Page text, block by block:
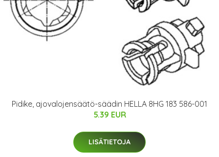
Pidike, ajovalojensäätö-säädin HELLA 8HG 183 586-001
5.39 EUR
LISÄTIETOJA